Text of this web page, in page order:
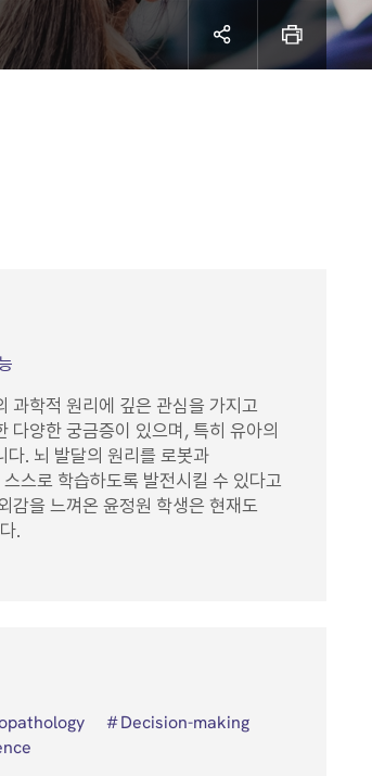
과학적 원리에 깊은 관심을 가지고
다양한 궁금증이 있으며, 특히 유아의
다. 뇌 발달의 원리를 로봇과
스로 학습하도록 발전시킬 수 있다고
감을 느껴온 윤정원 학생은 현재도
.
Decision-making